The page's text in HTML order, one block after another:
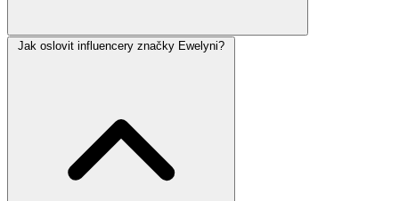
Jak oslovit influencery značky Ewelyni?